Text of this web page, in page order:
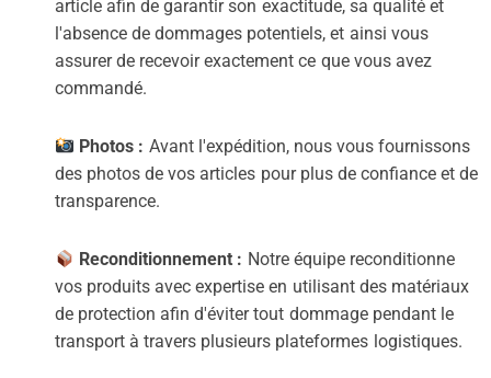
article afin de garantir son exactitude, sa qualité et
l'absence de dommages potentiels, et ainsi vous
assurer de recevoir exactement ce que vous avez
commandé.
Photos : Avant l'expédition, nous vous fournissons
des photos de vos articles pour plus de confiance et de
transparence.
Reconditionnement : Notre équipe reconditionne
vos produits avec expertise en utilisant des matériaux
de protection afin d'éviter tout dommage pendant le
transport à travers plusieurs plateformes logistiques.